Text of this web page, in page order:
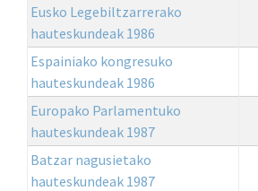
Eusko Legebiltzarrerako
hauteskundeak 1986
Espainiako kongresuko
hauteskundeak 1986
Europako Parlamentuko
hauteskundeak 1987
Batzar nagusietako
hauteskundeak 1987